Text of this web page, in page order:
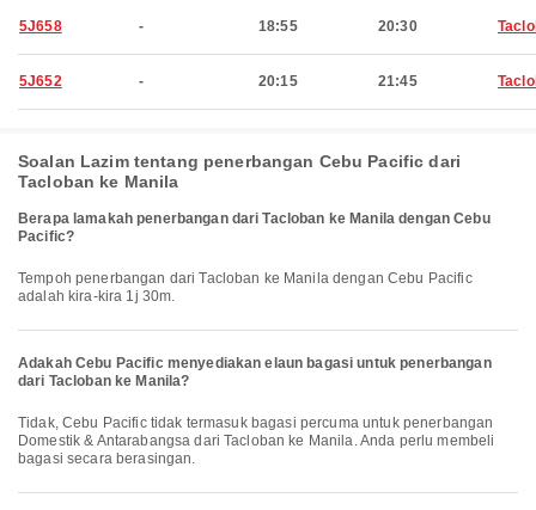
5J658 - 18:55 20:30
5J652 - 20:15 21:45
Soalan Lazim tentang penerbangan Cebu Pacific dari
Tacloban ke Manila
Berapa lamakah penerbangan dari Tacloban ke Manila dengan Cebu
Pacific?
Tempoh penerbangan dari Tacloban ke Manila dengan Cebu Pacific
adalah kira-kira 1j 30m.
Adakah Cebu Pacific menyediakan elaun bagasi untuk penerbangan
dari Tacloban ke Manila?
Tidak, Cebu Pacific tidak termasuk bagasi percuma untuk penerbangan
Domestik & Antarabangsa dari Tacloban ke Manila. Anda perlu membeli
bagasi secara berasingan.